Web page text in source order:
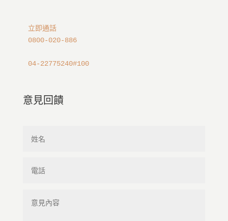
立即通話
0800-020-886
04-22775240#100
意見回饋